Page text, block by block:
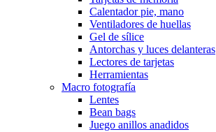
Calentador pie, mano
Ventiladores de huellas
Gel de sílice
Antorchas y luces delanteras
Lectores de tarjetas
Herramientas
Macro fotografía
Lentes
Bean bags
Juego anillos anadidos